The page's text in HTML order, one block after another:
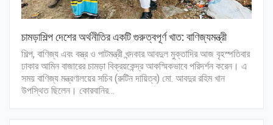
চামড়াশিল্প দেশের অর্থনীতির একটি গুরুত্বপূর্ণ খাত: বাণিজ্যমন্ত্রী
শিল্প, বাণিজ্য এবং বস্ত্র ও পাটমন্ত্রী খন্দকার আবদুল মুক্তাদির আজ বৃহস্পতিবার
ঢাকার আমিন বাজারের চামড়া বিক্রয়কেন্দ্র আকস্মিকভাবে পরিদর্শন করেন। এ
সময় বাণিজ্য মন্ত্রণালয়ের সচিব (রুটিন দায়িত্ব) মো. আবদুর রহিম খান
উপস্থিত ছিলেন। কোরবানির…